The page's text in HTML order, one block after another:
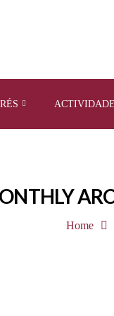
Home